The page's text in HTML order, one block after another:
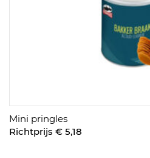
Mini pringles
Richtprijs € 5,18